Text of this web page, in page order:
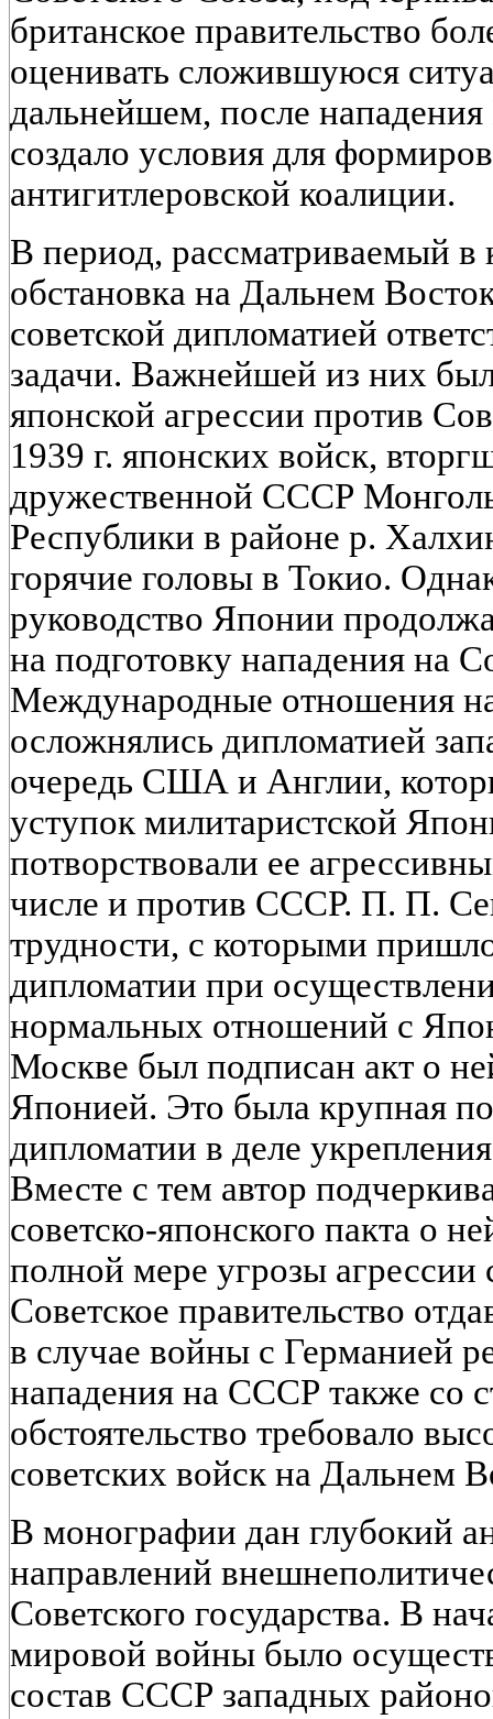
британское правительство
оценивать сложившуюся
дальнейшем, после
создало условия для
антигитлеровской коалиции.
В период, рассматриваемый в
обстановка на Дальнем
советской дипломатией
задачи. Важнейшей из них
японской агрессии против
1939 г. японских войск,
дружественной СССР
Республики в районе р.
горячие головы в Токио.
руководство Японии
на подготовку нападения на
Международные отношения
осложнялись дипломатией
очередь США и Англии,
уступок милитаристской
потворствовали ее
числе и против СССР. П. П.
трудности, с которыми
дипломатии при
нормальных отношений с
Москве был подписан акт о
Японией. Это была крупная
дипломатии в деле
Вместе с тем автор
советско-японского пакта о
полной мере угрозы
Советское правительство
в случае войны с Германией
нападения на СССР также со
обстоятельство требовало
советских войск на Дальнем
В монографии дан глубокий
направлений
Советского государства. В
мировой войны было
состав СССР западных